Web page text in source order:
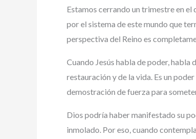
Estamos cerrando un trimestre en el
por el sistema de este mundo que
perspectiva del Reino es
Cuando Jesús habla de poder,
restauración y de la vida. Es un
demostración de fuerza para
Dios podría haber manifestado su
inmolado. Por eso, cuando